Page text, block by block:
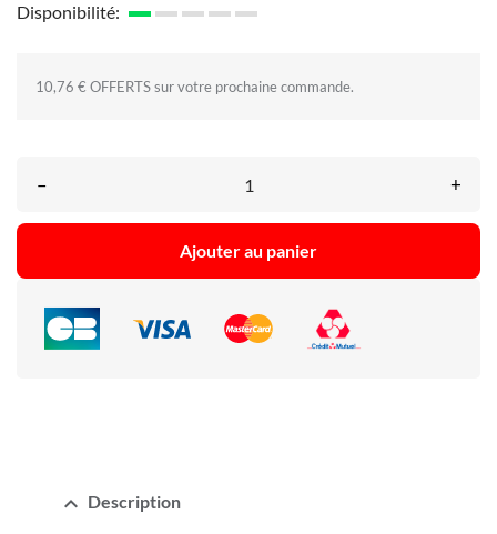
Disponibilité:
10,76 € OFFERTS sur votre prochaine commande.
– +
Ajouter au panier
expand_less Description